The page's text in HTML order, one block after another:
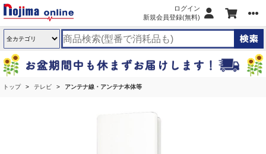
ログイン
新規会員登録(無料)
トップ テレビ アンテナ線・アンテナ本体等